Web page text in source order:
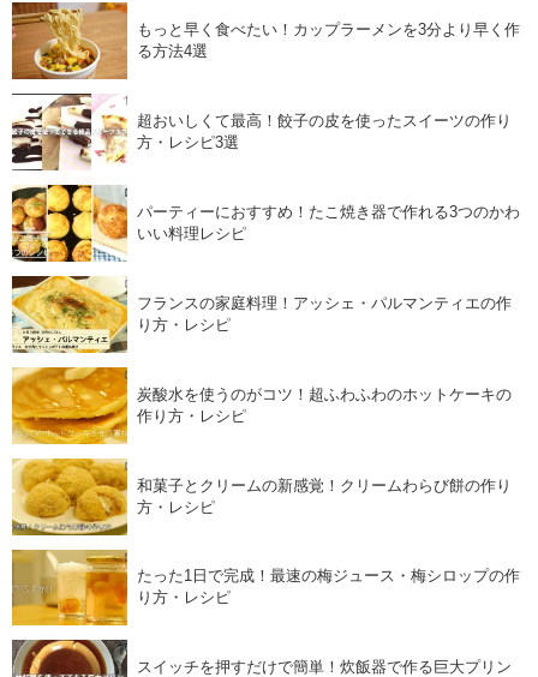
もっと早く食べたい！カップラーメンを3分より早く作
る方法4選
超おいしくて最高！餃子の皮を使ったスイーツの作り
方・レシピ3選
パーティーにおすすめ！たこ焼き器で作れる3つのかわ
いい料理レシピ
フランスの家庭料理！アッシェ・パルマンティエの作
り方・レシピ
炭酸水を使うのがコツ！超ふわふわのホットケーキの
作り方・レシピ
和菓子とクリームの新感覚！クリームわらび餅の作り
方・レシピ
たった1日で完成！最速の梅ジュース・梅シロップの作
り方・レシピ
スイッチを押すだけで簡単！炊飯器で作る巨大プリン